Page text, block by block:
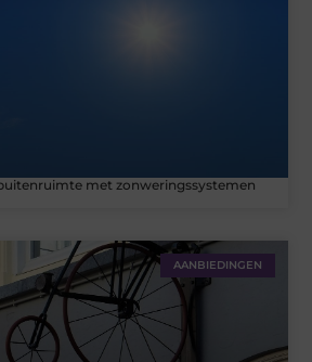
met zonweringssystemen
AANBIEDINGEN